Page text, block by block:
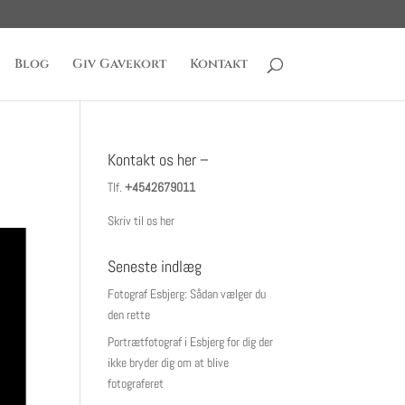
Blog Giv Gavekort Kontakt
Kontakt os her –
Tlf.+4542679011
Skriv til os her
Seneste indlæg
Fotograf Esbjerg: Sådan vælger du
den rette
Portrætfotograf i Esbjerg for dig der
ikke bryder dig om at blive
fotograferet